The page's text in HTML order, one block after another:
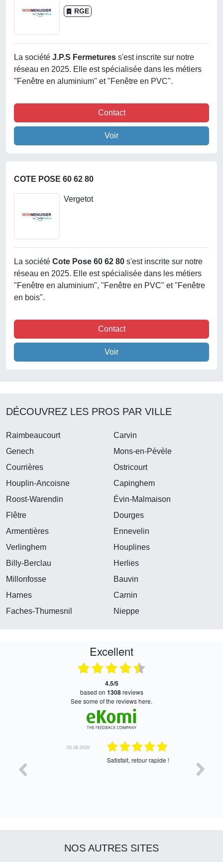
RGE
La société J.p.s Fermetures s'est inscrite sur notre
réseau en 2025. Elle est spécialisée dans les métiers
"Fenêtre en aluminium" et "Fenêtre en PVC".
Contact
Voir
COTE POSE 60 62 80
Vergetot
La société Cote Pose 60 62 80 s'est inscrite sur notre
réseau en 2025. Elle est spécialisée dans les métiers
"Fenêtre en aluminium", "Fenêtre en PVC" et "Fenêtre
en bois".
Contact
Voir
DÉCOUVREZ LES PROS PAR VILLE
Raimbeaucourt
Carvin
Genech
Mons-en-Pévèle
Courrières
Ostricourt
Houplin-Ancoisne
Capinghem
Roost-Warendin
Évin-Malmaison
Flêtre
Dourges
Armentières
Ennevelin
Verlinghem
Houplines
Billy-Berclau
Herlies
Millonfosse
Bauvin
Harnes
Carnin
Faches-Thumesnil
Nieppe
Excellent
4.5/5
based on 1308reviews
see some of the reviews here.
05.08.2026
NOS AUTRES SITES